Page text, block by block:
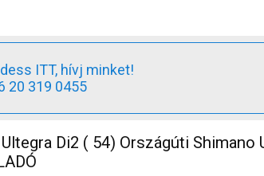
ITT, hívj minket!
20 319 0455
Di2 ( 54) Országúti Shimano